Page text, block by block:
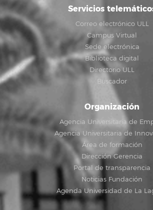
Servicios
Correo electrónico ULL
Campus Virtual
Sede electrónica
Biblioteca digital
Directorio ULL
Buscador
Organización
Agencia Universitaria de
Agencia Universitaria de
Área de formación
Dirección Gerencia
Portal de transparencia
Noticias Fundación
Agenda Universidad de La